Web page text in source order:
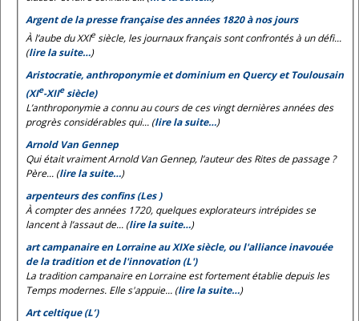
Argent de la presse française des années 1820 à nos jours
À l’aube du XXIe siècle, les journaux français sont confrontés à un défi...
(lire la suite…)
Aristocratie, anthroponymie et dominium en Quercy et Toulousain
(XIe-XIIesiècle)
L’anthroponymie a connu au cours de ces vingt dernières années des
progrès considérables qui... (lire la suite…)
Arnold Van Gennep
Qui était vraiment Arnold Van Gennep, l’auteur desRites de passage?
Père... (lire la suite…)
arpenteurs des confins (Les )
À compter des années 1720, quelques explorateurs intrépides se
lancent à l’assaut de... (lire la suite…)
art campanaire en Lorraine au XIXe siècle, ou l'alliance inavouée
de la tradition et de l'innovation (L')
La tradition campanaire en Lorraine est fortement établie depuis les
Temps modernes. Elle s'appuie... (lire la suite…)
Art celtique (L’)